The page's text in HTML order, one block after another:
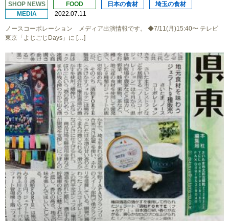
SHOP NEWS FOOD 日本の食材
埼玉の食材
MEDIA
2022.07.11
ノースコーポレーション メディア出演情報です。 ◆7/11(月)15:40〜 テレビ
東京「よじごじDays」に […]